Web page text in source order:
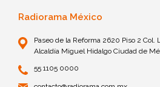
Radiorama México
Paseo de la Reforma 2620 Piso 2 Col.
Alcaldía Miguel Hidalgo Ciudad de
55 1105 0000